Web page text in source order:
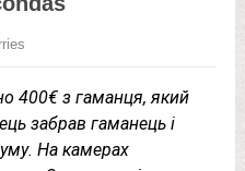
400€ з гаманця, який
забрав гаманець і
На камерах